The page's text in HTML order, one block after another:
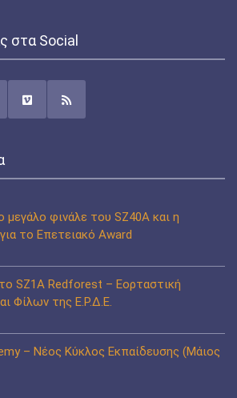
στα Social
μεγάλο φινάλε του SZ40A και η
το Επετειακό Award
SZ1A Redforest – Εορταστική
Φίλων της Ε.Ρ.Δ.Ε.
– Νέος Κύκλος Εκπαίδευσης (Μάιος